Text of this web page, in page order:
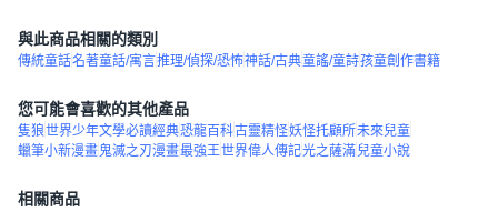
與此商品相關的類別
傳統童話名著童話/寓言推理/偵探/恐怖神話/古典童謠/童詩孩童創作書籍
您可能會喜歡的其他產品
隻狼世界少年文學必讀經典恐龍百科古靈精怪妖怪托顧所未來兒童
蠟筆小新漫畫鬼滅之刃漫畫最強王世界偉人傳記光之薩滿 兒童小說
相關商品